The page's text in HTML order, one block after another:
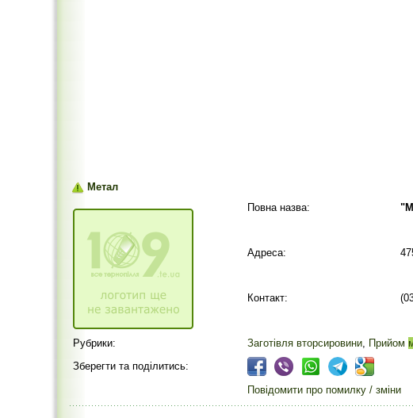
Метал
Повна назва:
Адреса:
Контакт:
Рубрики: Заготівля вторсировини, Прийом
Зберегти та поділитись:
Повідомити про помилку / зміни